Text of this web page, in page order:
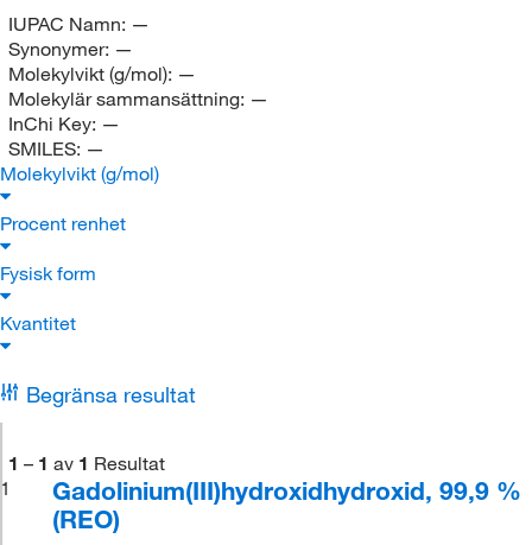
IUPAC Namn: —
Synonymer: —
Molekylvikt (g/mol): —
Molekylär sammansättning: —
InChi Key: —
SMILES: —
Molekylvikt (g/mol)
Procent renhet
Fysisk form
Kvantitet
Begränsa resultat
1 – 1 av 1 Resultat
1
Gadolinium(III)hydroxidhydroxid, 99,9 %
(REO)